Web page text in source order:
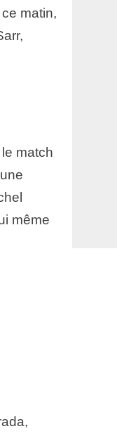
matin,
match
même